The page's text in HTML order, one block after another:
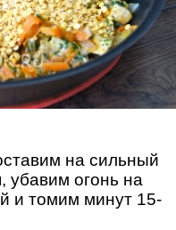
на сильный
убавим огонь на
и томим минут 15-